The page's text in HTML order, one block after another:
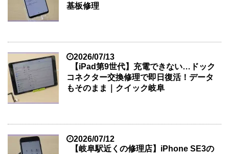
基板修理
2026/07/13
【iPad第9世代】充電できない…ドック
コネクター交換修理で即日復活！データ
もそのまま｜クイック岐阜
2026/07/12
【岐阜駅近くの修理店】iPhone SE3の